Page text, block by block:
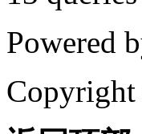
Powered